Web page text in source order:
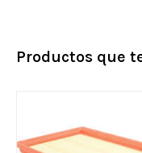
Productos que